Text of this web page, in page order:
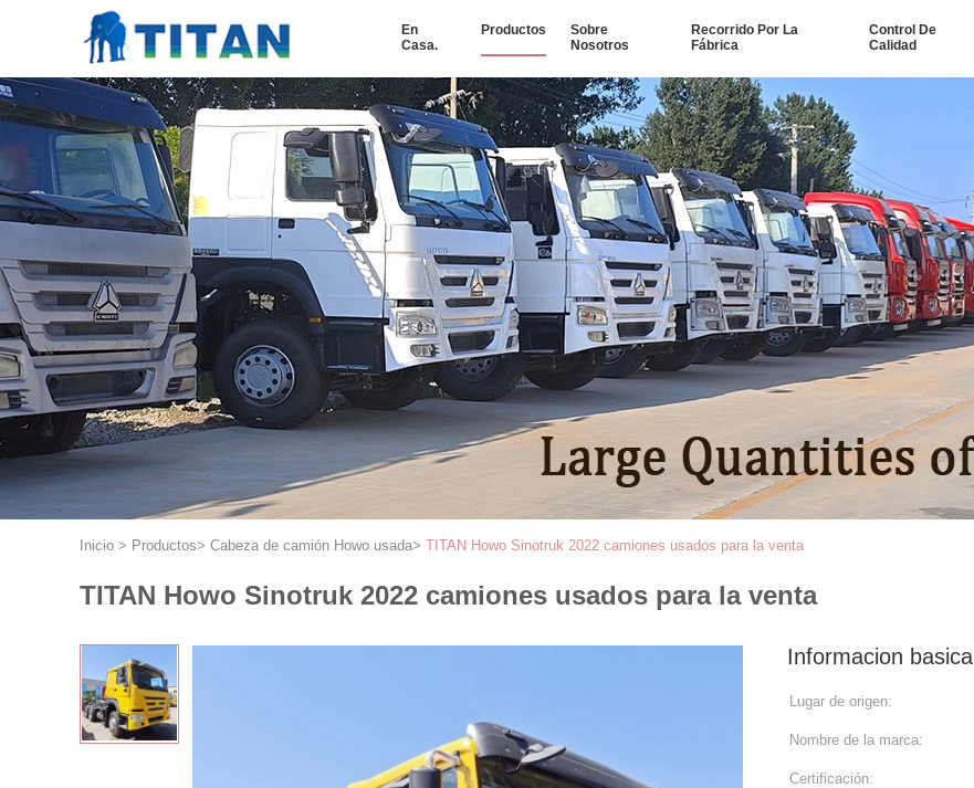
En
Casa.
Productos
Sobre
Nosotros
Recorrido Por La
Fábrica
Control De
Calidad
Inicio > Productos> Cabeza de camión Howo usada> TITAN Howo Sinotruk 2022 camiones usados para la venta
TITAN Howo Sinotruk 2022 camiones usados para la venta
Informacion basica
Lugar de origen:
Nombre de la marca:
Certificación: